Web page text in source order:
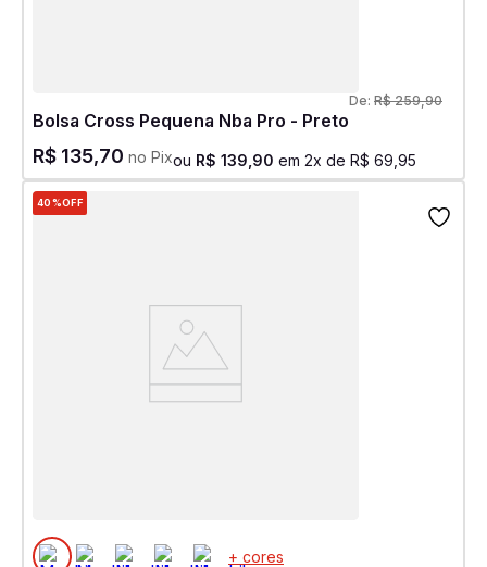
Bolsa Cross Pequena Nba Pro - Preto
De: R$ 259,90
R$ 135,70 no Pixou R$ 139 90 em 2x de R$ 69 95
40%OFF
+ cores